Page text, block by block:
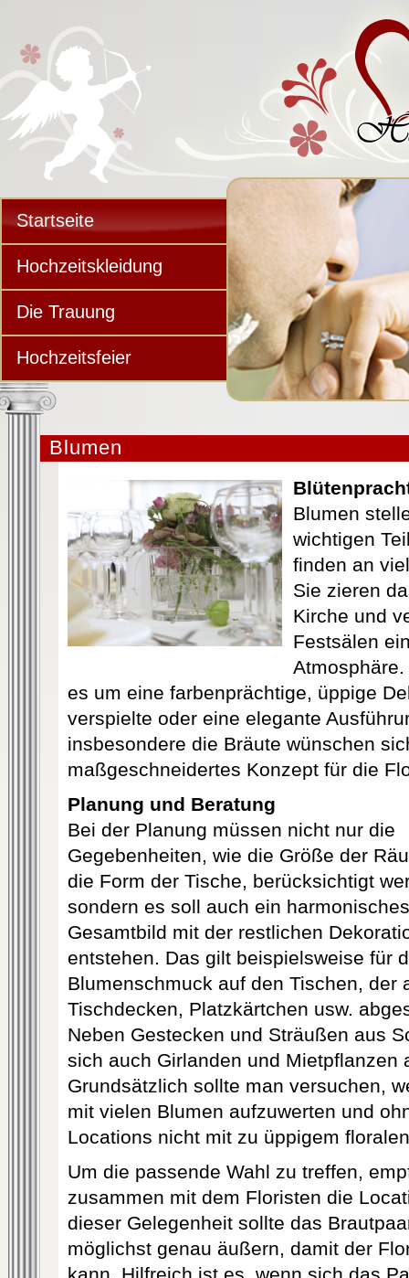
Startseite
Hochzeitskleidung
Die Trauung
Hochzeitsfeier
Blumen
Blumen
wichtigen
finden an
Sie zieren
Kirche und
Festsälen
es um eine farbenprächtige, üppige
verspielte oder eine elegante
insbesondere die Bräute wünschen
maßgeschneidertes Konzept für die
Planung und Beratung
Bei der Planung müssen nicht nur die
Gegebenheiten, wie die Größe der
die Form der Tische, berücksichtigt
sondern es soll auch ein harmonisches
Gesamtbild mit der restlichen
entstehen. Das gilt beispielsweise für
Blumenschmuck auf den Tischen, der
Tischdecken, Platzkärtchen usw.
Neben Gestecken und Sträußen aus
sich auch Girlanden und Mietpflanzen
Grundsätzlich sollte man versuchen,
mit vielen Blumen aufzuwerten und
Locations nicht mit zu üppigem
Um die passende Wahl zu treffen,
zusammen mit dem Floristen die
dieser Gelegenheit sollte das
möglichst genau äußern, damit der